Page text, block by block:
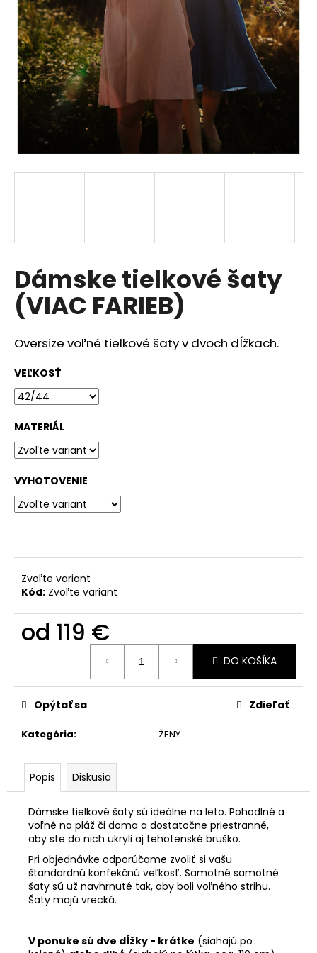
Dámske tielkové šaty
(VIAC FARIEB)
Oversize voľné tielkové šaty v dvoch dĺžkach.
VEĽKOSŤ
MATERIÁL
VYHOTOVENIE
Zvoľte variant
Kód: Zvoľte variant
od 119 €
DO KOŠÍKA
Kategória: ŽENY
Opýtať sa Zdieľať
Popis Diskusia
Dámske tielkové šaty sú ideálne na leto. Pohodlné a
voľné na pláž či doma a dostatočne priestranné,
aby ste do nich ukryli aj tehotenské bruško.
Pri objednávke odporúčame zvoliť si vašu
štandardnú konfekčnú veľkosť. Samotné samotné
šaty sú už navhrnuté tak, aby boli voľného strihu.
Šaty majú vrecká.
V ponuke sú dve dĺžky - krátke (siahajú po
á
j
s
ť
?
d
o
r
ú
č
a
m
e
DÁMSKA
ĽANOVÁ
ZÁSTERA
NA
VAJÍČKA
FARIEB)
95
€